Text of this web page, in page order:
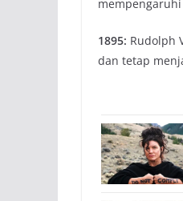
1895: Rudolph
dan tetap